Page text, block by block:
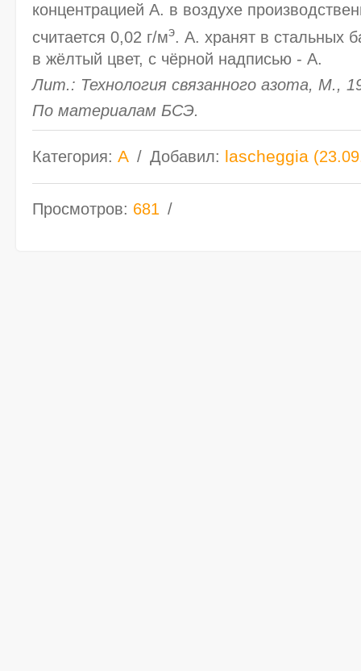
концентрацией А. в воздухе
считается 0,02 г/мэ. А. хранят в стальных
в жёлтый цвет, с чёрной надписью - А.
Лит.: Технология связанного азота, М.,
По материалам БСЭ.
Категория: А Добавил: lascheggia
Просмотров: 681